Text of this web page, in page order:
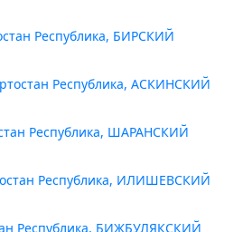
Республика, БИРСКИЙ
Республика, АСКИНСКИЙ
Республика, ШАРАНСКИЙ
Республика, ИЛИШЕВСКИЙ
Республика, БИЖБУЛЯКСКИЙ